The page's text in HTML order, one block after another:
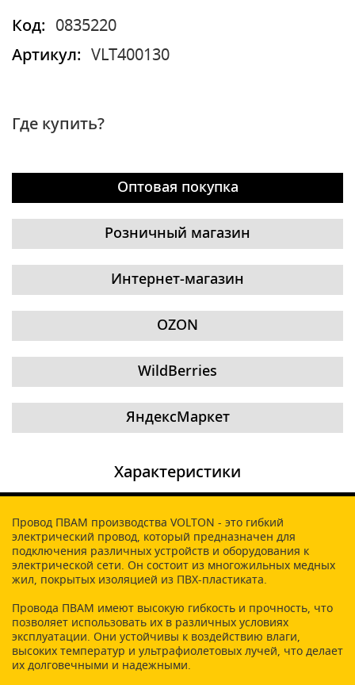
Код:
0835220
Артикул:
VLT400130
Где купить?
Оптовая покупка
Розничный магазин
Интернет-магазин
OZON
WildBerries
ЯндексМаркет
Характеристики
Провод ПВАМ производства VOLTON - это гибкий
электрический провод, который предназначен для
подключения различных устройств и оборудования к
электрической сети. Он состоит из многожильных медных
жил, покрытых изоляцией из ПВХ-пластиката.
Провода ПВАМ имеют высокую гибкость и прочность, что
позволяет использовать их в различных условиях
эксплуатации. Они устойчивы к воздействию влаги,
высоких температур и ультрафиолетовых лучей, что делает
их долговечными и надежными.